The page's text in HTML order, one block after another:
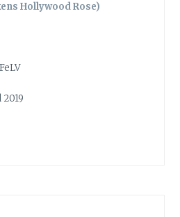
Hollywood Rose)